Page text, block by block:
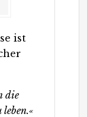
ist
die